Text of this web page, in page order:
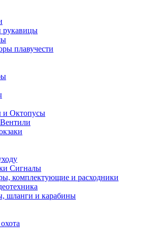
рукавицы
плавучести
и Октопусы
Сигналы
комплектующие и расходники
шланги и карабины